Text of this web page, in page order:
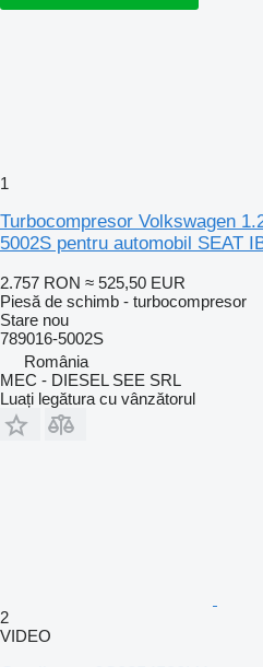
1
Turbocompresor Volkswagen
5002S pentru automobil SEAT
2.757 RON ≈ 525,50 EUR
Piesă de schimb - turbocompresor
Stare nou
789016-5002S
România
MEC - DIESEL SEE SRL
Luați legătura cu vânzătorul
2
VIDEO